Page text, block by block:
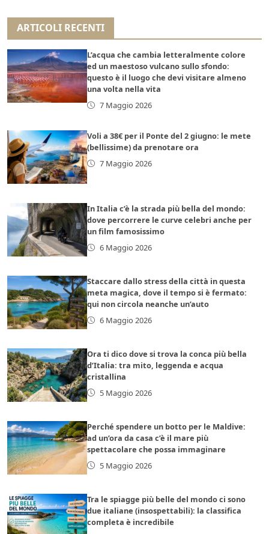
ARTICOLI RECENTI
L’acqua che cambia letteralmente colore
ed un maestoso vulcano sullo sfondo:
questo è il luogo che devi visitare almeno
una volta nella vita
7 Maggio 2026
Voli a 38€ per il Ponte del 2 giugno: le mete
(bellissime) da prenotare ora
7 Maggio 2026
In Italia c’è la strada più bella del mondo:
dove percorrere le curve celebri anche per
un film famosissimo
6 Maggio 2026
Staccare dallo stress della città in questa
meta magica, dove il tempo si è fermato:
qui non circola neanche un’auto
6 Maggio 2026
Ora ti dico dove si trova la conca più bella
d’Italia: tra mito, leggenda e acqua
cristallina
5 Maggio 2026
Perché spendere un botto per le Maldive:
ad un’ora da casa c’è il mare più
spettacolare che possa immaginare
5 Maggio 2026
Tra le spiagge più belle del mondo ci sono
due italiane (insospettabili): la classifica
completa è incredibile